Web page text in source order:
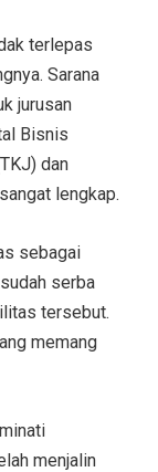
terlepas
Sarana
jurusan
Bisnis
dan
lengkap.
sebagai
serba
tersebut.
memang
menjalin